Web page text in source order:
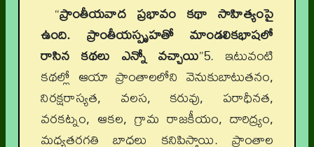
“ప్రాంతీయవాద ప్రభావం కథా సాహిత్యంపై
ఉంది. ప్రాంతీయస్పృహతో మాండలికభాషలో
రాసిన కథలు ఎన్నో వచ్చాయి”5. ఇటువంటి
కథల్లో ఆయా ప్రాంతాలలోని వెనుకుబాటుతనం,
నిరక్షరాస్యత, వలస, కరువు, పరాధీనత,
వరకట్నం, ఆకల, గ్రామ రాజకీయం, దారిద్య్రం,
మధ్యతరగతి బాధలు కనిపిస్తాయి. ప్రాంతాల